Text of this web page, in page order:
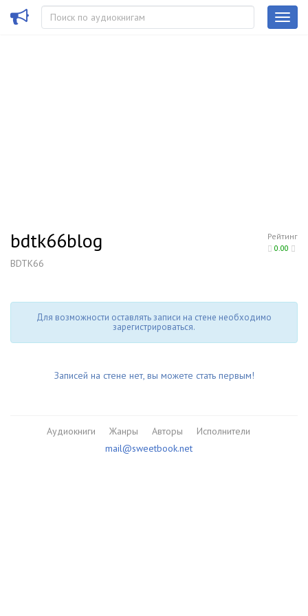
Рейтинг
0.00
bdtk66blog
BDTK66
Для возможности оставлять записи на стене необходимо
зарегистрироваться.
Записей на стене нет, вы можете стать первым!
Аудиокниги Жанры Авторы
Исполнители
mail@sweetbook.net